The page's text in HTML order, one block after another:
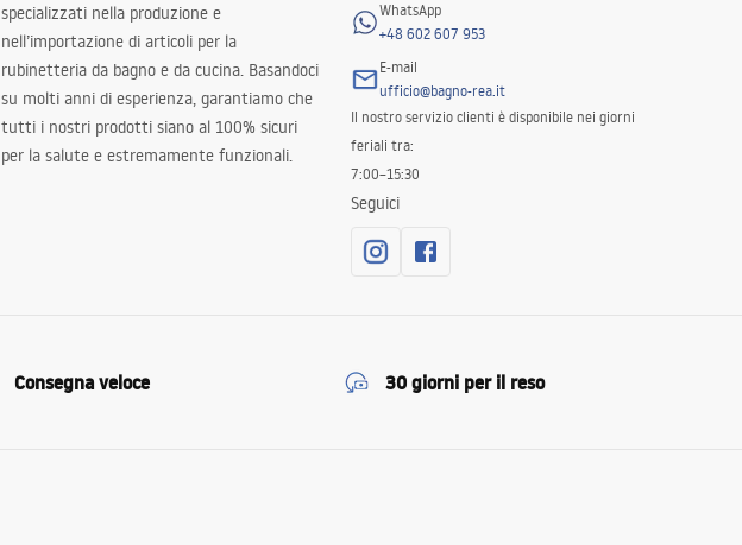
specializzati nella produzione e
nell’importazione di articoli per la
rubinetteria da bagno e da cucina. Basandoci
su molti anni di esperienza, garantiamo che
tutti i nostri prodotti siano al 100% sicuri
per la salute e estremamente funzionali.
WhatsApp
+48 602 607 953
E-mail
ufficio@bagno-rea.it
Il nostro servizio clienti è disponibile nei giorni
feriali tra:
7:00–15:30
Seguici
Consegna veloce 30 giorni per il reso